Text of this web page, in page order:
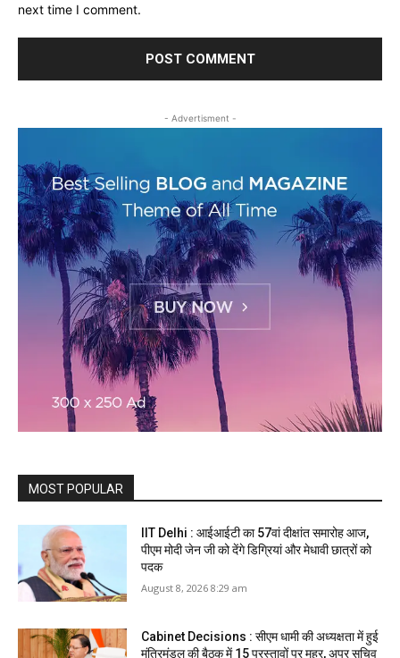
next time I comment.
- Advertisment -
MOST POPULAR
IIT Delhi : आईआईटी का 57वां दीक्षांत समारोह आज,
पीएम मोदी जेन जी को देंगे डिग्रियां और मेधावी छात्रों को
पदक
August 8, 2026 8:29 am
Cabinet Decisions : सीएम धामी की अध्यक्षता में हुई
मंत्रिमंडल की बैठक में 15 प्रस्तावों पर मुहर, अपर सचिव